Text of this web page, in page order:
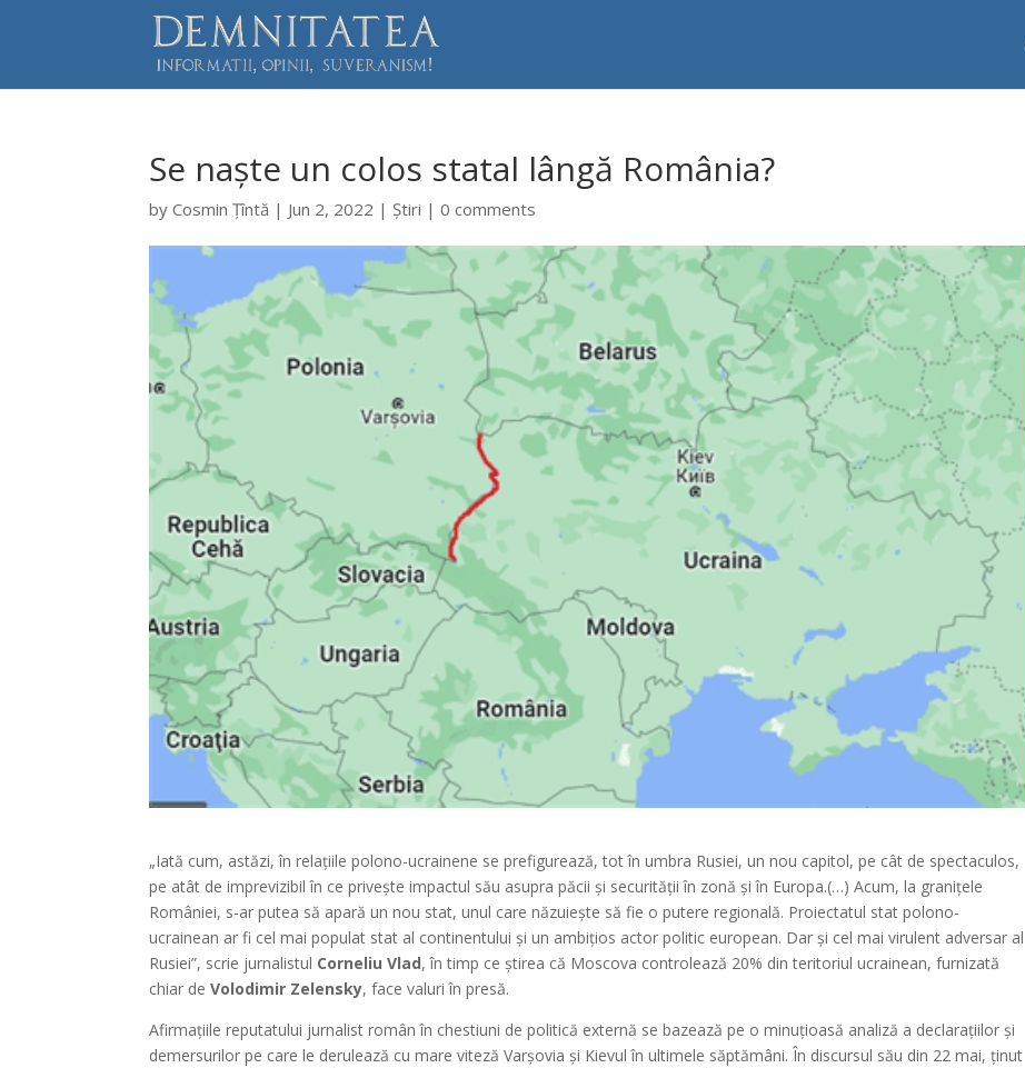
Se naște un colos statal lângă România?
byCosmin Țîntă | Jun 2, 2022 |Știri |0 comments
„Iată cum, astăzi, în relațiile polono-ucrainene se prefigurează, tot în umbra Rusiei, un nou capitol, pe cât de spectaculos,
pe atât de imprevizibil în ce privește impactul său asupra păcii și securității în zonă și în Europa.(…) Acum, la granițele
României, s-ar putea să apară un nou stat, unul care năzuiește să fie o putere regională. Proiectatul stat polono-
ucrainean ar fi cel mai populat stat al continentului și un ambițios actor politic european. Dar și cel mai virulent adversar al
Rusiei”, scrie jurnalistul Corneliu Vlad, în timp ce știrea că Moscova controlează 20% din teritoriul ucrainean, furnizată
chiar deVolodimir Zelensky, face valuri în presă.
Afirmațiile reputatului jurnalist român în chestiuni de politică externă se bazează pe o minuțioasă analiză a declarațiilor și
demersurilor pe care le derulează cu mare viteză Varșovia și Kievul în ultimele săptămâni. În discursul său din 22 mai, ținut